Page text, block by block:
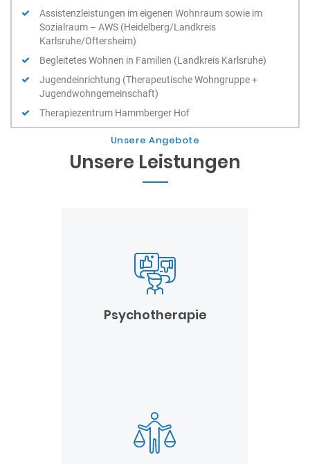
Assistenzleistungen im eigenen Wohnraum sowie im
Sozialraum – AWS (Heidelberg/Landkreis
Karlsruhe/Oftersheim)
Begleitetes Wohnen in Familien (Landkreis Karlsruhe)
Jugendeinrichtung (Therapeutische Wohngruppe +
Jugendwohngemeinschaft)
Therapiezentrum Hammberger Hof
Unsere Angebote
Unsere Leistungen
Psychotherapie